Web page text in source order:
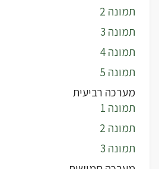
תמונה 2
תמונה 3
תמונה 4
תמונה 5
מערכה רביעית
תמונה 1
תמונה 2
תמונה 3